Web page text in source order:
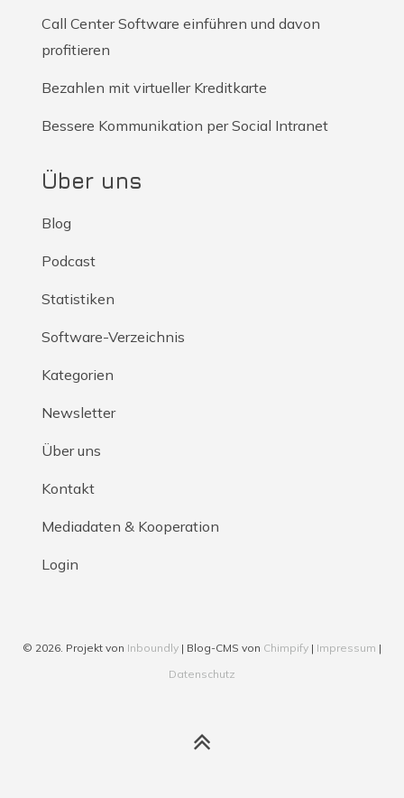
Call Center Software einführen und davon
profitieren
Bezahlen mit virtueller Kreditkarte
Bessere Kommunikation per Social Intranet
Über uns
Blog
Podcast
Statistiken
Software-Verzeichnis
Kategorien
Newsletter
Über uns
Kontakt
Mediadaten & Kooperation
Login
© 2026. Projekt von Inboundly | Blog-CMS von Chimpify | Impressum |
Datenschutz